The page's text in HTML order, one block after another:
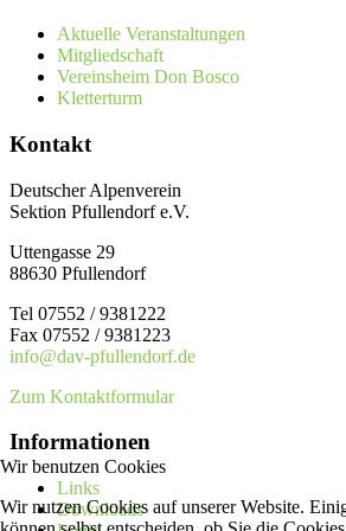
Aktuelle Veranstaltungen
Mitgliedschaft
Vereinsheim Don Bosco
Kletterturm
Kontakt
Deutscher Alpenverein
Sektion Pfullendorf e.V.
Uttengasse 29
88630 Pfullendorf
Tel 07552 / 9381222
Fax 07552 / 9381223
info@dav-pfullendorf.de
Zum Kontaktformular
Informationen
Links
Downloads
Wir benutzen Cookies
Wir nutzen Cookies auf unserer Website.